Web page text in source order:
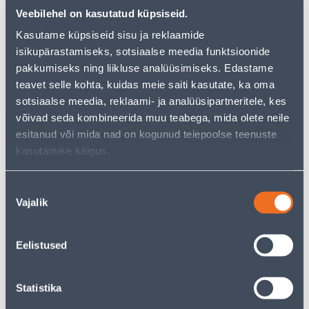
Veebilehel on kasutatud küpsiseid.
Kasutame küpsiseid sisu ja reklaamide
isikupärastamiseks, sotsiaalse meedia funktsioonide
pakkumiseks ning liikluse analüüsimiseks. Edastame
teavet selle kohta, kuidas meie saiti kasutate, ka oma
sotsiaalse meedia, reklaami- ja analüüsipartneritele, kes
võivad seda kombineerida muu teabega, mida olete neile
esitanud või mida nad on kogunud teiepoolse teenuste
kasutamise käigus.
valik
Vajalik
Eelistused
Statistika
KAITSEPRILLID DELTA
PLUS BRAVA2, VÄRVITU
KLAAS, VÄRVITU RAAM
5.59 €
3 .35 €
KAITSEPRILLID DELTA
PLUS BRAVA2, KOLLANE
KLAAS, KOLLANE RAAM
5.59 € /tk